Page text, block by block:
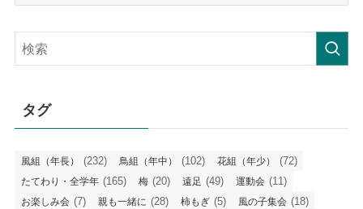
記
事
タグ
風組（年長） (232) 鳥組（年中） (102) 花組（年少） (72)
たてわり・全学年 (165) 梅 (20) 遠足 (49) 運動会 (11)
お楽しみ会 (7) 親も一緒に (28) 柿もぎ (5) 風の子集会 (18)